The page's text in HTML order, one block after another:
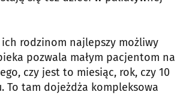
rodzinom najlepszy możliwy
pozwala małym pacjentom na
czy jest to miesiąc, rok, czy 10
To tam dojeżdża kompleksowa